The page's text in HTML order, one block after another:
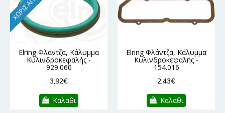
Elring Φλάντζα, Κάλυμμα
Κυλινδροκεφαλής -
929.060
3,92€
Καλαθι
Elring Φλάντζα, Κάλυμμα
Κυλινδροκεφαλής -
154.016
2,43€
Καλαθι